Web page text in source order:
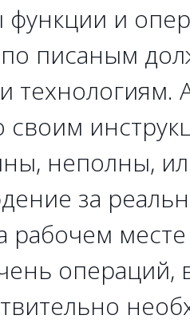
функции и
писаным
технологиям.
своим
неполны,
за
рабочем
операций,